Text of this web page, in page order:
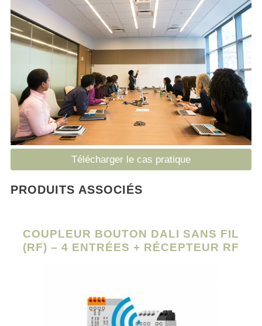
Télécharger le cas pratique
PRODUITS ASSOCIÉS
COUPLEUR BOUTON DALI SANS FIL
(RF) – 4 ENTRÉES + RÉCEPTEUR RF